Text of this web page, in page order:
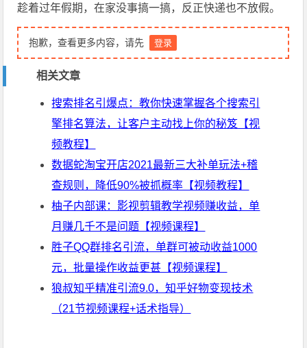
趁着过年假期，在家没事搞一搞，反正快递也不放假。
抱歉，查看更多内容，请先 登录
相关文章
搜索排名引爆点：教你快速掌握各个搜索引
擎排名算法，让客户主动找上你的秘笈【视
频教程】
数据蛇淘宝开店2021最新三大补单玩法+稽
查规则，降低90%被抓概率【视频教程】
柚子内部课：影视剪辑教学视频赚收益，单
月赚几千不是问题【视频课程】
胜子QQ群排名引流，单群可被动收益1000
元，批量操作收益更甚【视频课程】
狼叔知乎精准引流9.0，知乎好物变现技术
（21节视频课程+话术指导）